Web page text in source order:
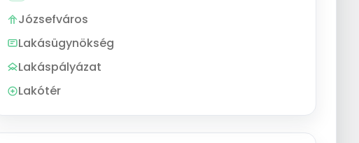
Józsefváros
Lakásügynökség
Lakáspályázat
Lakótér